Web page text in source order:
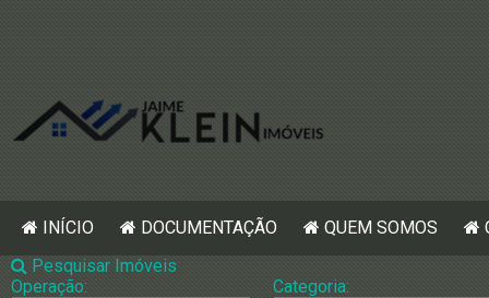
INÍCIO DOCUMENTAÇÃO QUEM SOMOS
Pesquisar Imóveis
Operação:
Categoria: